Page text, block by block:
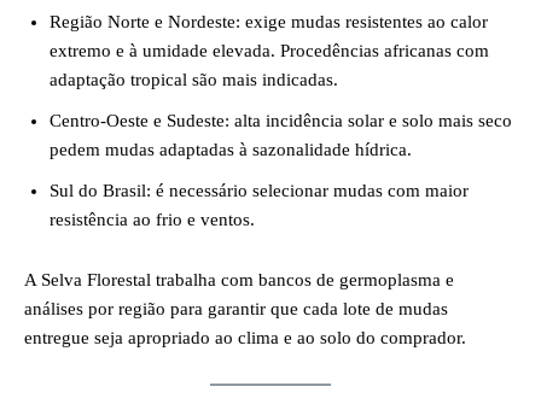
Região Norte e Nordeste: exige mudas resistentes ao calor
extremo e à umidade elevada. Procedências africanas com
adaptação tropical são mais indicadas.
Centro-Oeste e Sudeste: alta incidência solar e solo mais seco
pedem mudas adaptadas à sazonalidade hídrica.
Sul do Brasil: é necessário selecionar mudas com maior
resistência ao frio e ventos.
A Selva Florestal trabalha com bancos de germoplasma e
análises por região para garantir que cada lote de mudas
entregue seja apropriado ao clima e ao solo do comprador.